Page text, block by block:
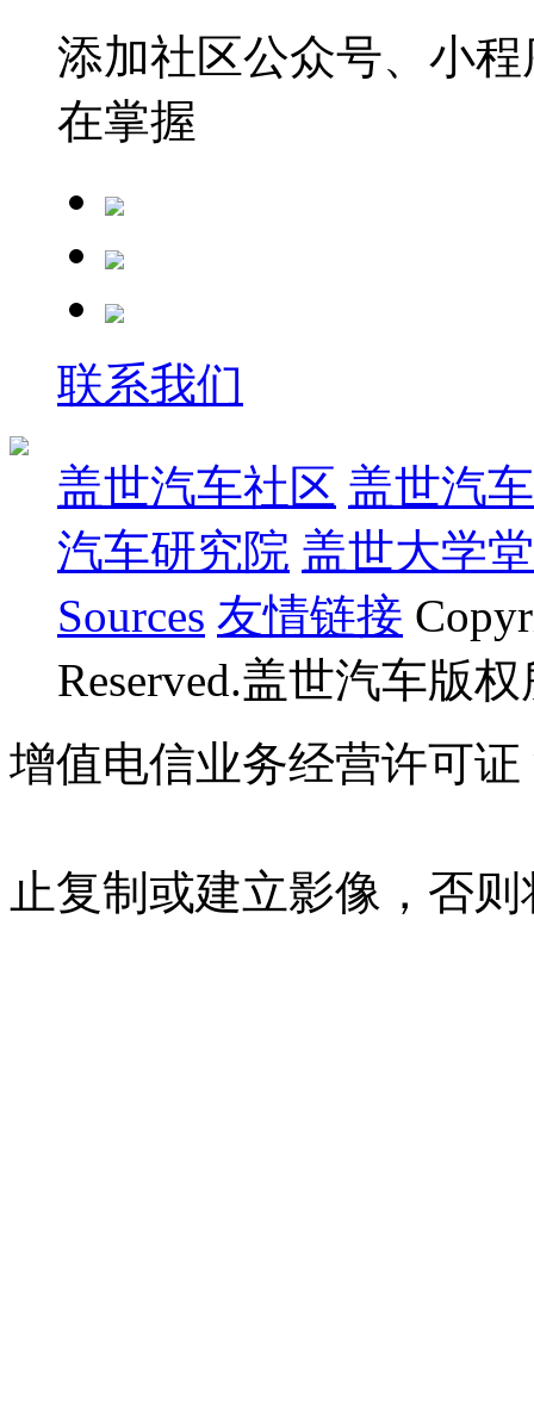
添加社区公众号、小
在掌握
联系我们
盖世汽车社区 盖世汽
汽车研究院 盖世大学堂
Sources 友情链接
Reserved.盖世汽车版
增值电信业务经营许可证
止复制或建立影像，否